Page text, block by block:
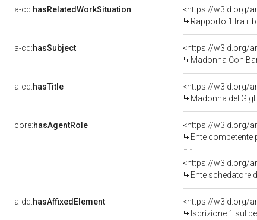
a-cd:hasRelatedWorkSituation
<https://w3id.org/
Rapporto 1 tra il
a-cd:hasSubject
<https://w3id.org/
Madonna Con
a-cd:hasTitle
<https://w3id.org/
Madonna del
core:hasAgentRole
<https://w3id.org/
Ente competente
<https://w3id.org/
Ente schedatore
a-dd:hasAffixedElement
<https://w3id.org/
Iscrizione 1 sul